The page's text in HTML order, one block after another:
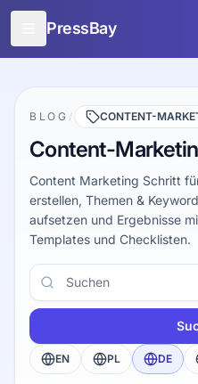
PressBay
Für Werbetreibende
Funktionen
Wie es funktioniert
Kostenlose Promotion
BLOG / CONTENT-
Content-
Content Marketing Schritt
erstellen, Themen &
aufsetzen und Ergebnisse
Templates und Checklisten.
Suchen
EN PL DE